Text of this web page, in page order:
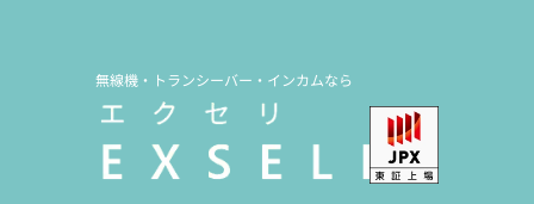
無線機・トランシーバー・インカムなら